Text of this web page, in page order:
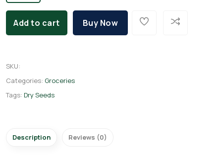
Add to cart Buy Now
SKU:
Categories: Groceries
Tags: Dry Seeds
Description Reviews (0)